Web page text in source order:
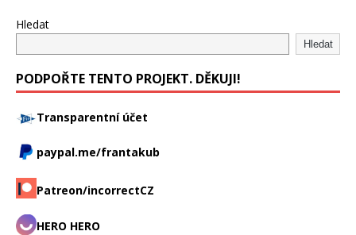
Hledat
Hledat
PODPOŘTE TENTO PROJEKT. DĚKUJI!
Transparentní účet
paypal.me/frantakub
Patreon/incorrectCZ
HERO HERO